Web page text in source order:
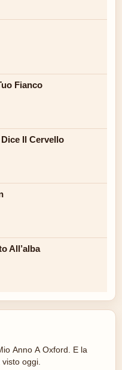
Fianco
Il Cervello
All’alba
Anno A Oxford. E la
oggi.